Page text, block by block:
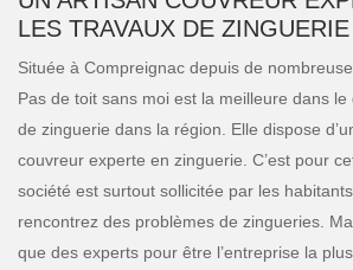
LES TRAVAUX DE ZINGUERIE
Située à Compreignac depuis de
Pas de toit sans moi est la meilleure dans
de zinguerie dans la région. Elle dispose
couvreur experte en zinguerie. C’est pour
société est surtout sollicitée par les
rencontrez des problèmes de zingueries.
que des experts pour être l’entreprise la